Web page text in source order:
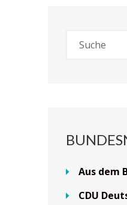
Aus dem
CDU